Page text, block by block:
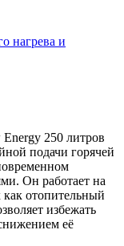
нагрева и
250 литров
подачи горячей
Он работает на
отопительный
избежать
её